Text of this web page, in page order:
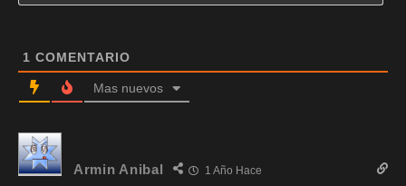
1 COMENTARIO
Mas nuevos
Armin Anibal 1 Año Hace